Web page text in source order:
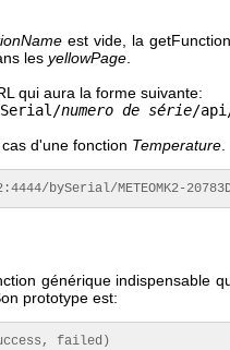
est vide, la
les yellowPage
qui aura la forme suivante:
numero de série/
d'une fonction Temperature
bySerial/METEOMK2-
générique indispensable
prototype est:
failed)